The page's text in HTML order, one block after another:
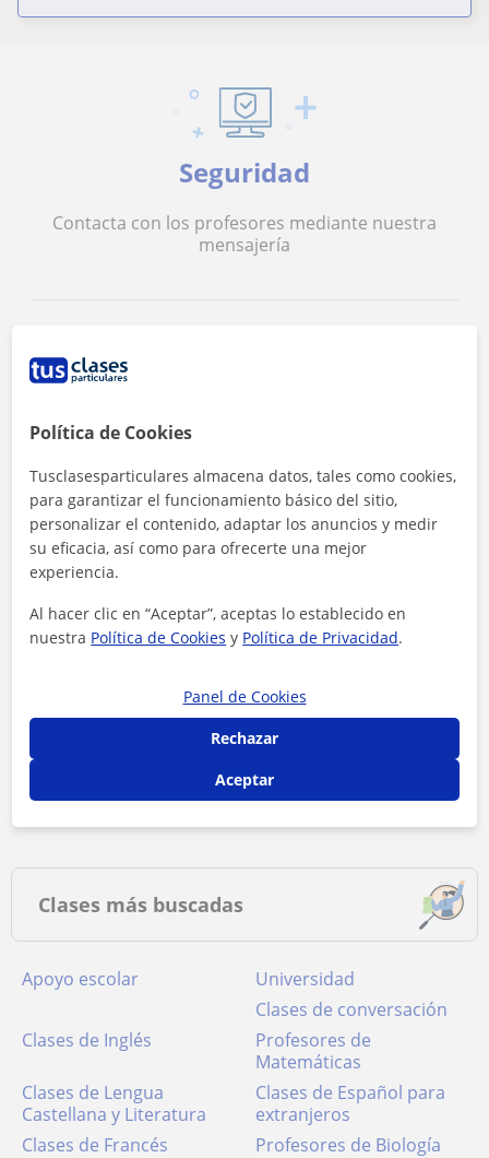
Seguridad
Contacta con los profesores mediante nuestra
mensajería
Es el precio medio de las clases de Trombón
Es el tiempo medio de respuesta a las
solicitudes
Clases más buscadas
Apoyo escolar
Universidad
Clases de conversación
Clases de Inglés
Profesores de
Matemáticas
Clases de Lengua
Castellana y Literatura
Clases de Español para
extranjeros
Clases de Francés
Profesores de Biología
Política de Cookies
Tusclasesparticulares almacena datos, tales como cookies,
para garantizar el funcionamiento básico del sitio,
personalizar el contenido, adaptar los anuncios y medir
su eficacia, así como para ofrecerte una mejor
experiencia.
Al hacer clic en “Aceptar”, aceptas lo establecido en
nuestra Política de Cookies y Política de Privacidad.
Panel de Cookies
Rechazar
Aceptar